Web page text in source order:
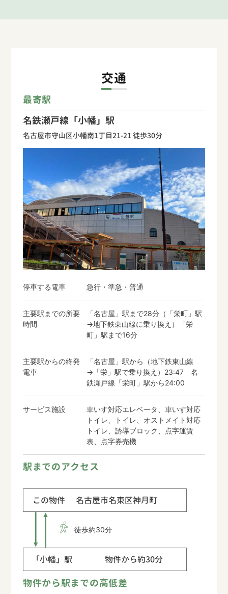
交通
最寄駅
停車する電車 急行・準急・普通
主要駅までの所要
時間
「名古屋」駅まで28分（「栄町」駅
→地下鉄東山線に乗り換え）「栄
町」駅まで16分
主要駅からの終発
電車
「名古屋」駅から（地下鉄東山線
→「栄」駅で乗り換え）23:47 名
鉄瀬戸線「栄町」駅から24:00
サービス施設
車いす対応エレベータ、車いす対応
トイレ、トイレ、オストメイト対応
トイレ、誘導ブロック、点字運賃
表、点字券売機
名鉄瀬戸線「小幡」駅
名古屋市守山区小幡南1丁目21-21 徒歩30分
駅までのアクセス
この物件 名古屋市名東区神月町
徒歩約30分
「小幡」駅 物件から約30分
物件から駅までの高低差